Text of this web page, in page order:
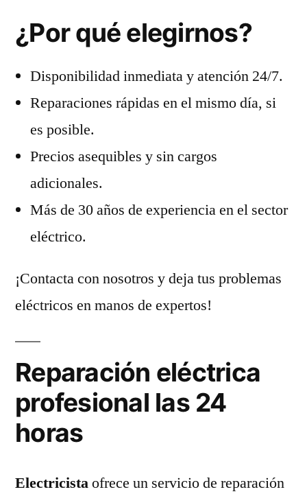
¿Por qué elegirnos?
Disponibilidad inmediata y atención 24/7.
Reparaciones rápidas en el mismo día, si
es posible.
Precios asequibles y sin cargos
adicionales.
Más de 30 años de experiencia en el sector
eléctrico.
¡Contacta con nosotros y deja tus problemas
eléctricos en manos de expertos!
Reparación eléctrica
profesional las 24
horas
Electricistaofrece un servicio de reparación